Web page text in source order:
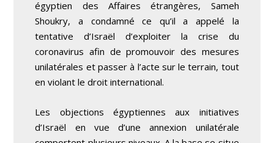
égyptien des Affaires étrangères, Sameh
Shoukry, a condamné ce qu’il a appelé la
tentative d’Israël d’exploiter la crise du
coronavirus afin de promouvoir des mesures
unilatérales et passer à l’acte sur le terrain, tout
en violant le droit international.
Les objections égyptiennes aux initiatives
d’Israël en vue d’une annexion unilatérale